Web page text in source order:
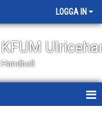
LOGGA IN
KFUM
Handboll